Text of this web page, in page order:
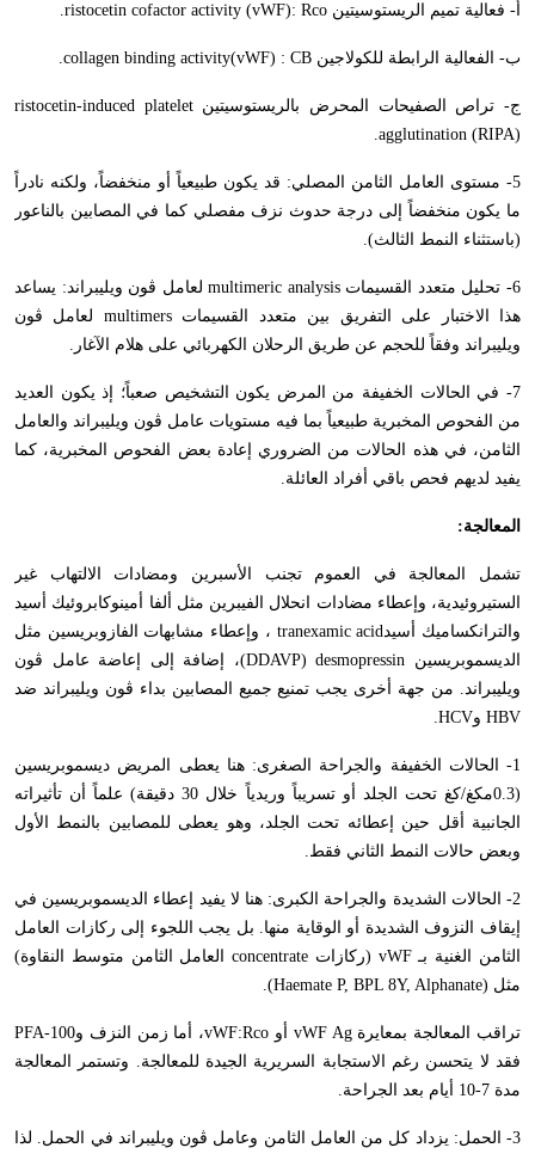
أ- فعالية تميم الريستوسيتين ristocetin cofactor activity (vWF): Rco
.
ب- الفعالية الرابطة للكولاجين collagen binding activity(vWF) : CB
.
ج- تراص الصفيحات المحرض بالريستوسيتينristocetin-induced platelet
agglutination (RIPA)
.
5- مستوى العامل الثامن المصلي: قد يكون طبيعياً أو منخفضاً، ولكنه نادراً
ما يكون منخفضاً إلى درجة حدوث نزف مفصلي كما في المصابين بالناعور
(باستثناء النمط الثالث).
6- تحليل متعدد القسيمات multimeric analysisلعامل ڤون ويليبراند: يساعد
هذا الاختبار على التفريق بين متعدد القسيماتmultimers لعامل ڤون
ويليبراند وفقاً للحجم عن طريق الرحلان الكهربائي على هلام الآغار.
7- في الحالات الخفيفة من المرض يكون التشخيص صعباً؛ إذ يكون العديد
من الفحوص المخبرية طبيعياً بما فيه مستويات عامل ڤون ويليبراند والعامل
الثامن، في هذه الحالات من الضروري إعادة بعض الفحوص المخبرية، كما
يفيد لديهم فحص باقي أفراد العائلة.
المعالجة:
تشمل المعالجة في العموم تجنب الأسبرين ومضادات الالتهاب غير
الستيروئيدية، وإعطاء مضادات انحلال الفيبرين مثل ألفا أمينوكابروئيك أسيد
والترانكساميك أسيدtranexamic acid ، وإعطاء مشابهات الفازوبريسين مثل
الديسموبريسين (DDAVP) desmopressin، إضافة إلى إعاضة عامل ڤون
ويليبراند. من جهة أخرى يجب تمنيع جميع المصابين بداء ڤون ويليبراند ضد
HBV وHCV
.
1- الحالات الخفيفة والجراحة الصغرى: هنا يعطى المريض ديسموبريسين
(0.3مكغ/كغ تحت الجلد أو تسريباً وريدياً خلال 30 دقيقة) علماً أن تأثيراته
الجانبية أقل حين إعطائه تحت الجلد، وهو يعطى للمصابين بالنمط الأول
وبعض حالات النمط الثاني فقط.
2- الحالات الشديدة والجراحة الكبرى: هنا لا يفيد إعطاء الديسموبريسين في
إيقاف النزوف الشديدة أو الوقاية منها. بل يجب اللجوء إلى ركازات العامل
الثامن الغنية بـvWF (ركازات concentrateالعامل الثامن متوسط النقاوة)
مثل (Haemate P, BPL 8Y, Alphanate
).
تراقب المعالجة بمعايرةvWF Ag أو vWF:Rco، أما زمن النزف وPFA-100
فقد لا يتحسن رغم الاستجابة السريرية الجيدة للمعالجة. وتستمر المعالجة
مدة 7-10 أيام بعد الجراحة.
3- الحمل: يزداد كل من العامل الثامن وعامل ڤون ويليبراند في الحمل. لذا